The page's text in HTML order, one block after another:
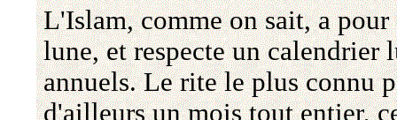
L'Islam, comme on sait, a
lune, et respecte un
annuels. Le rite le plus connu
d'ailleurs un mois tout entier,